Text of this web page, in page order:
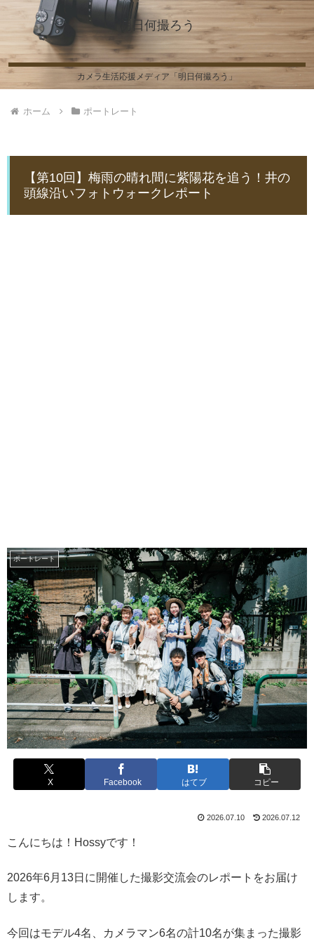
明日何撮ろう
カメラ生活応援メディア「明日何撮ろう」
ホーム ポートレート
【第10回】梅雨の晴れ間に紫陽花を追う！井の
頭線沿いフォトウォークレポート
ポートレート
X Facebook はてブ コピー
2026.07.10 2026.07.12
こんにちは！Hossyです！
2026年6月13日に開催した撮影交流会のレポートをお届け
します。
今回はモデル4名、カメラマン6名の計10名が集まった撮影